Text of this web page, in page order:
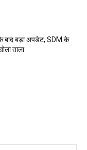
के बाद बड़ा अपडेट, SDM के
ताला